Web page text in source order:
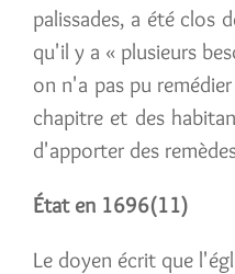
palissades, a été clos
qu'il y a « plusieurs
on n'a pas pu
chapitre et des
d'apporter des
État en 1696(11)
Le doyen écrit que